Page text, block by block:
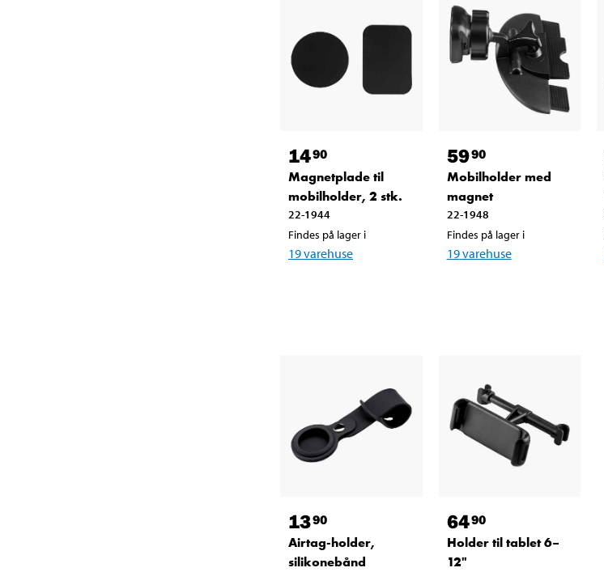
1490
Magnetplade til
mobilholder, 2 stk.
22-1944
Findes på lager i
19varehuse
5990
Mobilholder med
magnet
22-1948
Findes på lager i
19varehuse
1390
Airtag-holder,
silikonebånd
6490
Holder til tablet 6–
12"